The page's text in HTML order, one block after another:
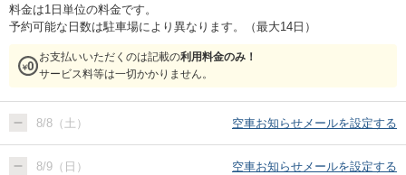
料金は1日単位の料金です。
予約可能な日数は駐車場により異なります。（最大14日）
お支払いいただくのは記載の利用料金のみ！
サービス料等は一切かかりません。
8/8（土） 空車お知らせメールを設定する
8/9（日） 空車お知らせメールを設定する